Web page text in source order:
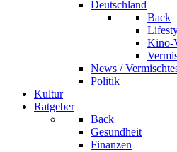
Deutschland
Back
Kino-
News /
Politik
Kultur
Ratgeber
Back
Gesundheit
Finanzen